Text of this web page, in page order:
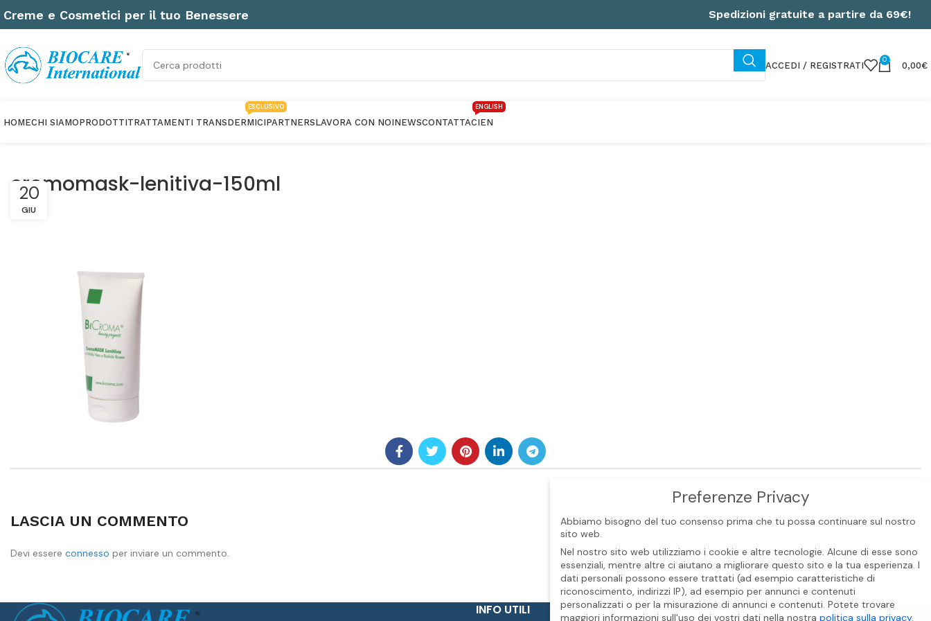
Creme e Cosmetici per il tuo Benessere Spedizioni gratuite a partire da 69€!
ACCEDI / REGISTRATI
0
0,00€
HOMECHI SIAMOPRODOTTITRATTAMENTI TRANSDERMICI
ESCLUSIVO
PARTNERSLAVORA CON NOINEWSCONTATTACIEN
ENGLISH
cromomask-lenitiva-150ml
20
GIU
LASCIA UN COMMENTO
Devi essere connesso per inviare un commento.
INFO UTILI CONTATTI
Preferenze Privacy
Abbiamo bisogno del tuo consenso prima che tu possa continuare sul nostro
sito web.
Nel nostro sito web utilizziamo i cookie e altre tecnologie. Alcune di esse sono
essenziali, mentre altre ci aiutano a migliorare questo sito e la tua esperienza. I
dati personali possono essere trattati (ad esempio caratteristiche di
riconoscimento, indirizzi IP), ad esempio per annunci e contenuti
personalizzati o per la misurazione di annunci e contenuti. Potete trovare
maggiori informazioni sull'uso dei vostri dati nella nostra politica sulla privacy.